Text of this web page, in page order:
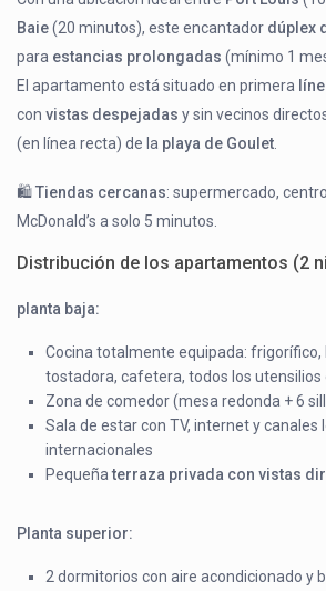
Baie(20 minutos), este encantador dúplex
para estancias prolongadas (mínimo 1
El apartamento está situado en primera
convistas despejadas y sin vecinos
(en línea recta) de la playa de Goulet
🛍️Tiendas cercanas: supermercado,
McDonald’s a solo 5 minutos.
Distribución de los apartamentos (2
planta baja:
Cocina totalmente equipada: frigorífico,
tostadora, cafetera, todos los utensilios
Zona de comedor (mesa redonda + 6
Sala de estar con TV, internet y canales
internacionales
Pequeñaterraza privada con vistas
Planta superior:
2 dormitorios con aire acondicionado y